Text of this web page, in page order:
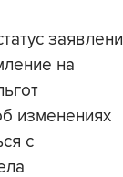
на
изменениях
с